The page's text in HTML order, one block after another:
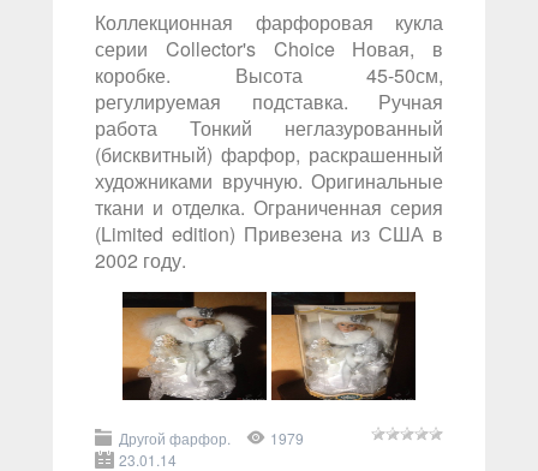
Коллекционная фарфоровая кукла
серии Collector's Choice Новая, в
коробке. Высота 45-50см,
регулируемая подставка. Ручная
работа Тонкий неглазурованный
(бисквитный) фарфор, раскрашенный
художниками вручную. Оригинальные
ткани и отделка. Ограниченная серия
(Limited edition) Привезена из США в
2002 году.
Другой фарфор.
1979
23.01.14